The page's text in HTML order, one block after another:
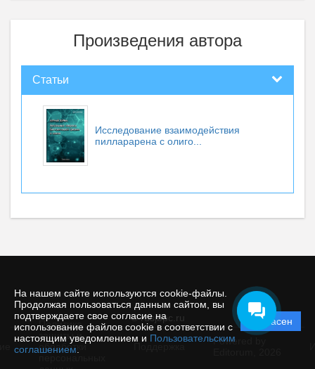
На нашем сайте используются cookie-файлы.
Продолжая пользоваться данным сайтом, вы
подтверждаете свое согласие на
использование файлов cookie в соответствии с
настоящим уведомлением и Пользовательским
соглашением
Согласен
Произведения автора
Статьи
Исследование взаимодействия
пилларарена с олиго...
© rusjbpc.ru
Политика
защиты и
обработки
Powered by